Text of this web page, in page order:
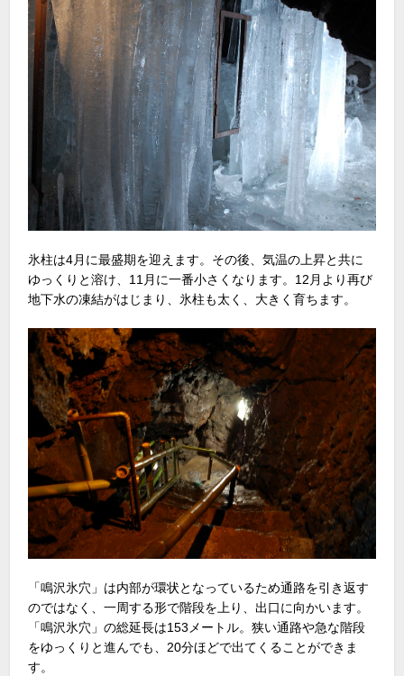
氷柱は4月に最盛期を迎えます。その後、気温の上昇と共に
ゆっくりと溶け、11月に一番小さくなります。12月より再び
地下水の凍結がはじまり、氷柱も太く、大きく育ちます。
「鳴沢氷穴」は内部が環状となっているため通路を引き返す
のではなく、一周する形で階段を上り、出口に向かいます。
「鳴沢氷穴」の総延長は153メートル。狭い通路や急な階段
をゆっくりと進んでも、20分ほどで出てくることができま
す。